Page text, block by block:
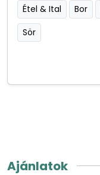
Étel & Ital Bor
Sör
Ajánlatok